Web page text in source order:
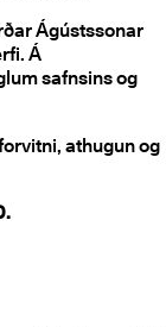
Ágústssonar
Á
safnsins og
athugun og